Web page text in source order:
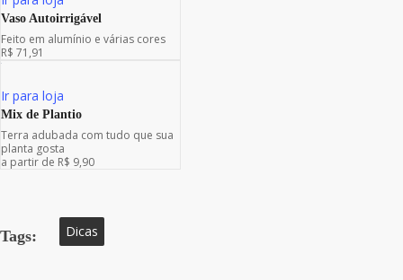
Vaso Autoirrigável
Feito em alumínio e várias cores
R$ 71,91
Ir para loja
Mix de Plantio
Terra adubada com tudo que sua
planta gosta
a partir de R$ 9,90
Tags: Dicas